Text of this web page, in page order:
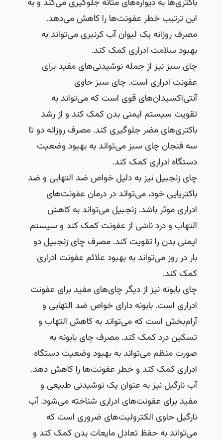
باکتری‌ها به دیواره‌های مثانه جلوگیری می‌کند و به
این ترتیب خطر عفونت‌ها را کاهش می‌دهد.
مصرف روزانه یک لیوان آب کرنبری می‌تواند به
بهبود سلامت ادراری کمک کند.
چای سبز نیز از جمله نوشیدنی‌های مفید برای
عفونت ادراری است. چای سبز حاوی
آنتی‌اکسیدان‌های قوی است که می‌تواند به
تقویت سیستم ایمنی بدن کمک کند و از رشد
باکتری‌های مضر جلوگیری کند. مصرف روزانه دو تا
سه فنجان چای سبز می‌تواند به بهبود وضعیت
دستگاه ادراری کمک کند.
چای زنجبیل نیز به دلیل خواص ضد التهابی و ضد
باکتریایی خود، می‌تواند در درمان عفونت‌های
ادراری موثر باشد. زنجبیل می‌تواند به کاهش
التهاب و درد ناشی از عفونت کمک کند و سیستم
ایمنی بدن را تقویت کند. مصرف چای زنجبیل دو
بار در روز می‌تواند به بهبود علائم عفونت ادراری
کمک کند.
چای بابونه نیز از دیگر چای‌های مفید برای عفونت
ادراری است. بابونه دارای خواص ضد التهابی و
آرام‌بخش است که می‌تواند به کاهش التهاب و
تسکین درد کمک کند. مصرف چای بابونه به
صورت منظم می‌تواند به بهبود وضعیت دستگاه
ادراری کمک کند و خطر عفونت‌ها را کاهش دهد.
آب نارگیل نیز به عنوان یک نوشیدنی طبیعی و
مفید برای عفونت‌های ادراری شناخته می‌شود. آب
نارگیل حاوی الکترولیت‌های ضروری است که
می‌تواند به حفظ تعادل مایعات بدن کمک کند و